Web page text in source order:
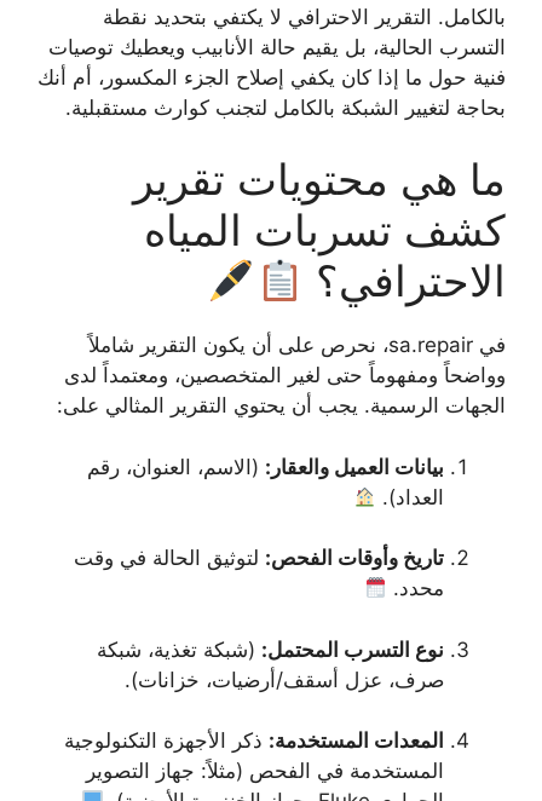
بالكامل. التقرير الاحترافي لا يكتفي بتحديد نقطة
التسرب الحالية، بل يقيم حالة الأنابيب ويعطيك توصيات
فنية حول ما إذا كان يكفي إصلاح الجزء المكسور، أم أنك
بحاجة لتغيير الشبكة بالكامل لتجنب كوارث مستقبلية.
ما هي محتويات تقرير
كشف تسربات المياه
الاحترافي؟
في sa.repair، نحرص على أن يكون التقرير شاملاً
وواضحاً ومفهوماً حتى لغير المتخصصين، ومعتمداً لدى
الجهات الرسمية. يجب أن يحتوي التقرير المثالي على:
بيانات العميل والعقار: (الاسم، العنوان، رقم
العداد).
تاريخ وأوقات الفحص: لتوثيق الحالة في وقت
محدد.
نوع التسرب المحتمل: (شبكة تغذية، شبكة
صرف، عزل أسقف/أرضيات، خزانات).
المعدات المستخدمة: ذكر الأجهزة التكنولوجية
المستخدمة في الفحص (مثلاً: جهاز التصوير